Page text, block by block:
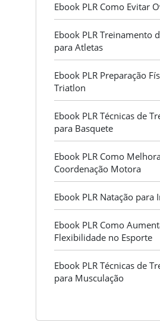
Ebook PLR Como Evitar
Ebook PLR Treinamento
para Atletas
Ebook PLR Preparação
Triatlon
Ebook PLR Técnicas de
para Basquete
Ebook PLR Como
Coordenação Motora
Ebook PLR Natação para
Ebook PLR Como
Flexibilidade no Esporte
Ebook PLR Técnicas de
para Musculação